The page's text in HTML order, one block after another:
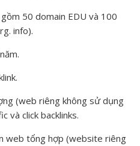
50 domain EDU và 100
info).
(web riêng không sử dụng
và click backlinks.
web tổng hợp (website riêng